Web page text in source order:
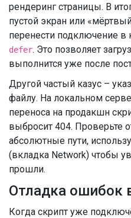
рендеринг страницы. В
пустой экран или
перенести подключение в
defer. Это позволяет
выполнится уже после
Другой частый казус –
файлу. На локальном
переноса на продакшн
выбросит 404. Проверьте
абсолютные пути,
(вкладка Network) чтобы
прошли.
Отладка ошибок
Когда скрипт уже